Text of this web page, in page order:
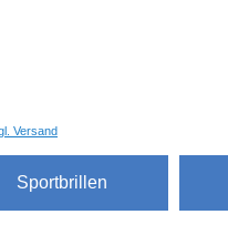
Versand
Sportbrillen